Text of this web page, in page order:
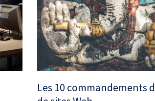
Les 10 commandements